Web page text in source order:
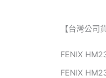
【台灣公司
FENIX
FENIX